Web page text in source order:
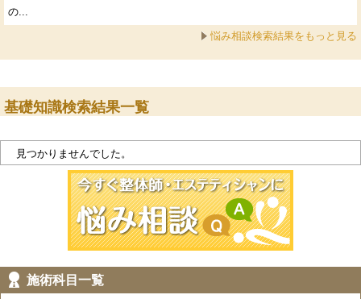
の...
悩み相談検索結果をもっと見る
基礎知識検索結果一覧
見つかりませんでした。
施術科目一覧